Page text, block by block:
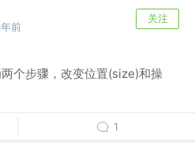
前
关注
个步骤，改变位置(size)和操
1